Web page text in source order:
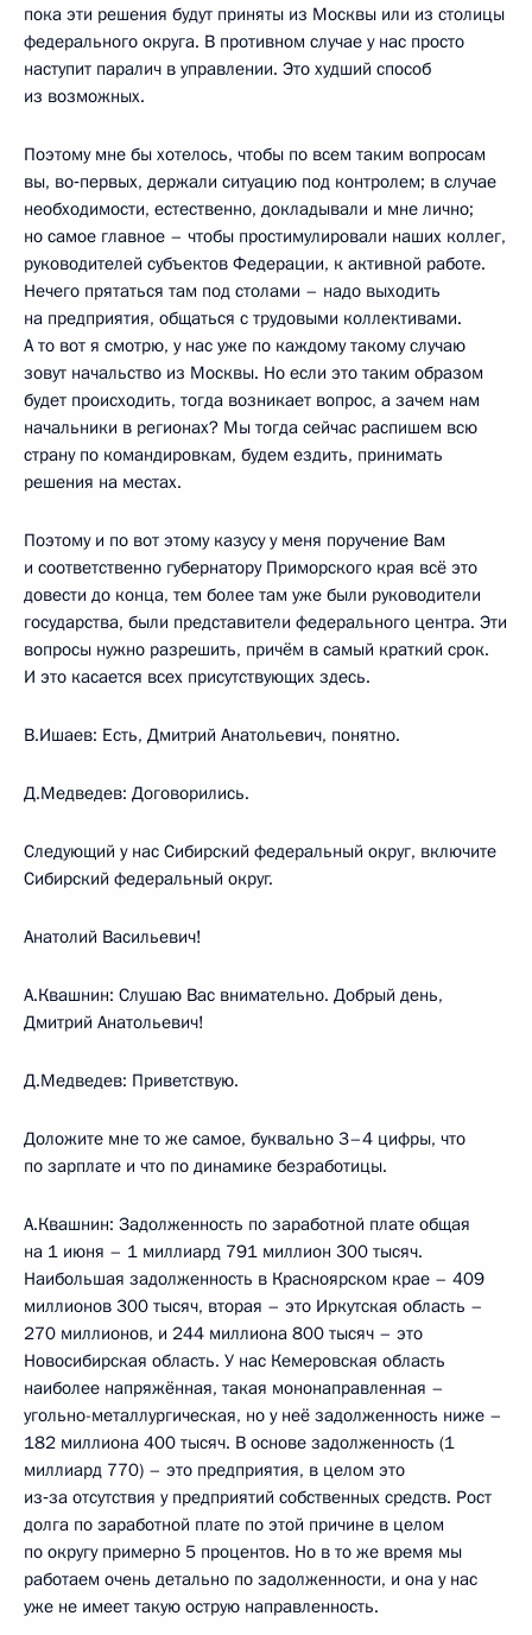
пока эти решения будут приняты из Москвы или из столицы
федерального округа. В противном случае у нас просто
наступит паралич в управлении. Это худший способ
из возможных.
Поэтому мне бы хотелось, чтобы по всем таким вопросам
вы, во‑первых, держали ситуацию под контролем; в случае
необходимости, естественно, докладывали и мне лично;
но самое главное – чтобы простимулировали наших коллег,
руководителей субъектов Федерации, к активной работе.
Нечего прятаться там под столами – надо выходить
на предприятия, общаться с трудовыми коллективами.
А то вот я смотрю, у нас уже по каждому такому случаю
зовут начальство из Москвы. Но если это таким образом
будет происходить, тогда возникает вопрос, а зачем нам
начальники в регионах? Мы тогда сейчас распишем всю
страну по командировкам, будем ездить, принимать
решения на местах.
Поэтому и по вот этому казусу у меня поручение Вам
и соответственно губернатору Приморского края всё это
довести до конца, тем более там уже были руководители
государства, были представители федерального центра. Эти
вопросы нужно разрешить, причём в самый краткий срок.
И это касается всех присутствующих здесь.
В.Ишаев: Есть, Дмитрий Анатольевич, понятно.
Д.Медведев: Договорились.
Следующий у нас Сибирский федеральный округ, включите
Сибирский федеральный округ.
Анатолий Васильевич!
А.Квашнин: Слушаю Вас внимательно. Добрый день,
Дмитрий Анатольевич!
Д.Медведев: Приветствую.
Доложите мне то же самое, буквально 3–4 цифры, что
по зарплате и что по динамике безработицы.
А.Квашнин: Задолженность по заработной плате общая
на 1 июня – 1 миллиард 791 миллион 300 тысяч.
Наибольшая задолженность в Красноярском крае – 409
миллионов 300 тысяч, вторая – это Иркутская область –
270 миллионов, и 244 миллиона 800 тысяч – это
Новосибирская область. У нас Кемеровская область
наиболее напряжённая, такая мононаправленная –
угольно-металлургическая, но у неё задолженность ниже –
182 миллиона 400 тысяч. В основе задолженность (1
миллиард 770) – это предприятия, в целом это
из‑за отсутствия у предприятий собственных средств. Рост
долга по заработной плате по этой причине в целом
по округу примерно 5 процентов. Но в то же время мы
работаем очень детально по задолженности, и она у нас
уже не имеет такую острую направленность.